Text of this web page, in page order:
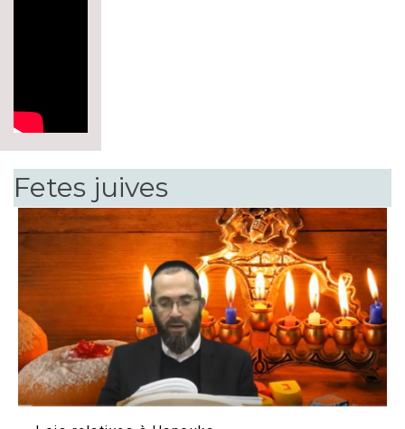
Fetes juives